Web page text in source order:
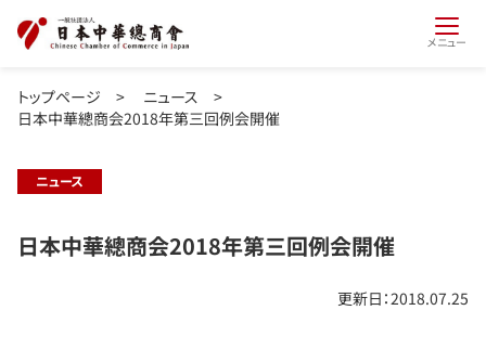
メニュー
トップページ > ニュース >
日本中華總商会2018年第三回例会開催
ニュース
日本中華總商会2018年第三回例会開催
更新日：2018.07.25